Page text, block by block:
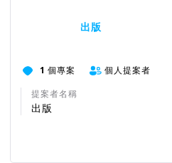
出版
1 個專案
個人提案者
提案者名稱
出版